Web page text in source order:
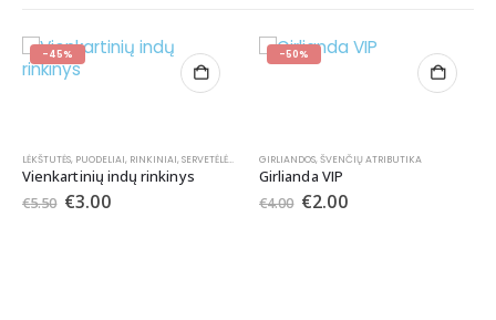
-45%
LĖKŠTUTĖS, PUODELIAI, RINKINIAI, SERVETĖLĖS , ŠIAUDELIAI,ŠVENČIŲ ATRIBUTIKA
Vienkartinių indų rinkinys
€5.50 €3.00
-50%
GIRLIANDOS, ŠVENČIŲ ATRIBUTIKA
Girlianda VIP
€4.00 €2.00